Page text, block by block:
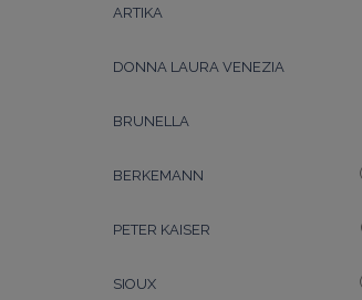
ARTIKA
DONNA LAURA VENEZIA
BRUNELLA
BERKEMANN
PETER KAISER
SIOUX